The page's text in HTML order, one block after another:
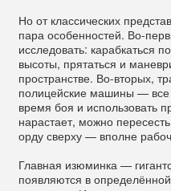
Но от классических
пара особенностей. Во-
исследовать: карабкаться
высоты, прятаться и
пространстве. Во-вторых,
полицейские машины — все
время боя и использовать
нарастает, можно
орду сверху — вполне
Главная изюминка —
появляются в